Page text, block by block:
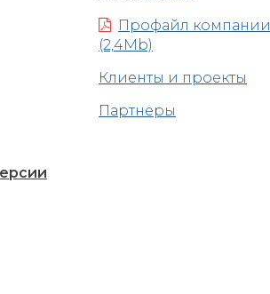
Профайл компании
(2,4Mb)
Клиенты и проекты
Партнеры